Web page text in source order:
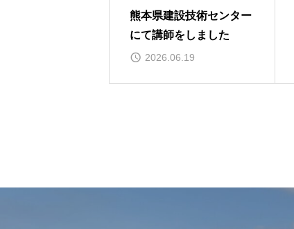
熊本県建設技術センター
にて講師をしました
2026.06.19